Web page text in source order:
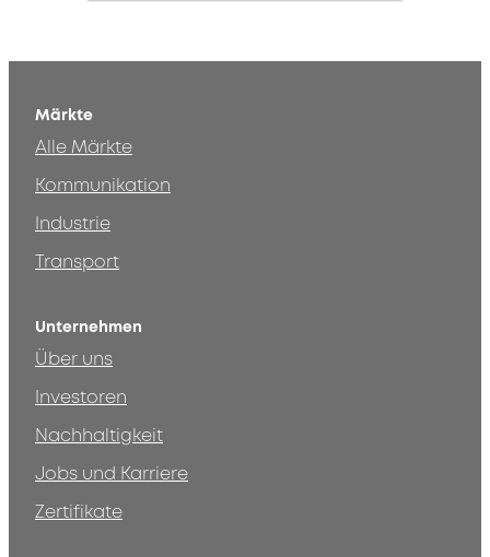
Märkte
Alle Märkte
Kommunikation
Industrie
Transport
Unternehmen
Über uns
Investoren
Nachhaltigkeit
Jobs und Karriere
Zertifikate